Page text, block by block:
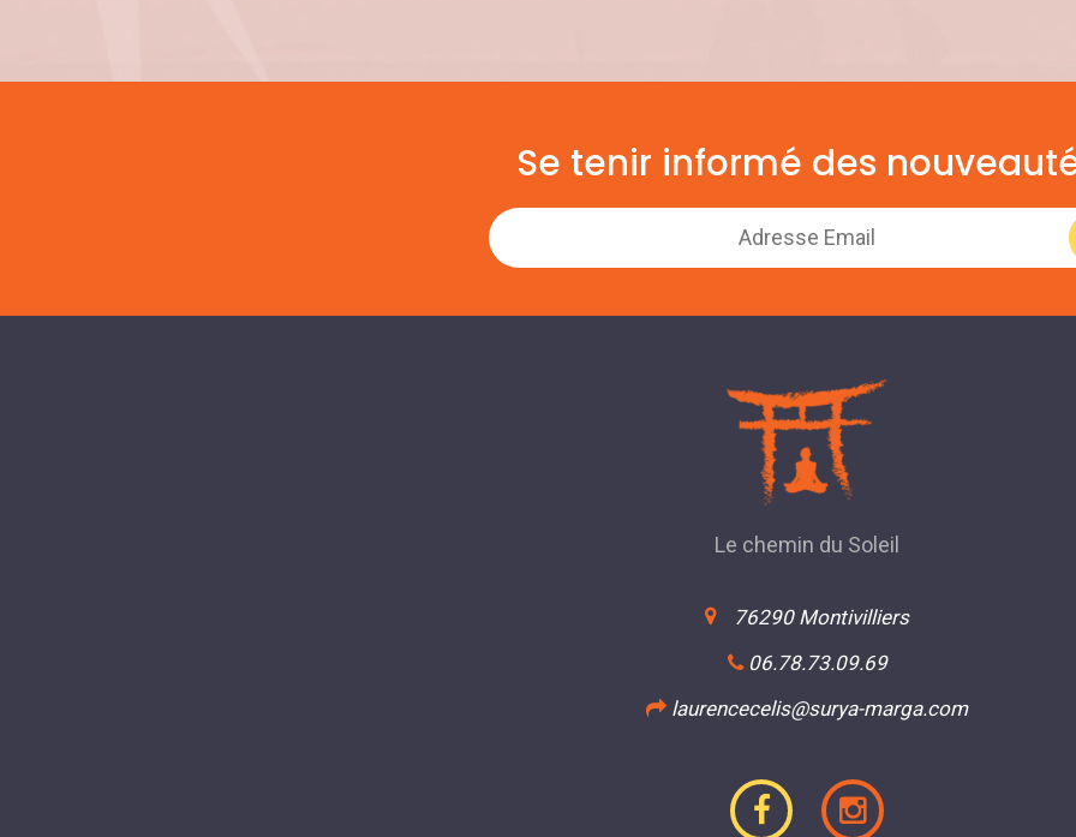
Se tenir informé des
Le chemin du Soleil
76290 Montivilliers
06.78.73.09.69
laurencecelis@surya-marga.com